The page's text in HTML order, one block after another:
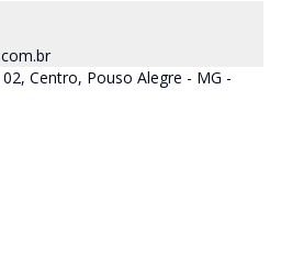
Centro, Pouso Alegre - MG -